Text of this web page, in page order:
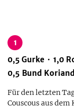
1
0,5 Gurke 1,0
0,5 Bund
Für den letzten
Couscous aus